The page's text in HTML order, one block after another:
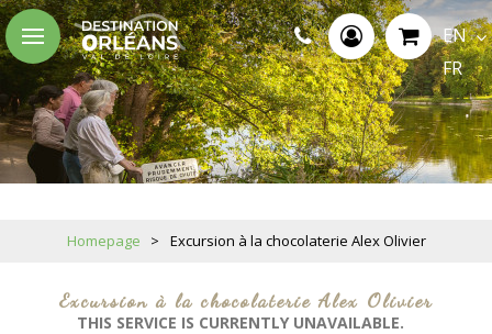
EN
FR
Homepage > Excursion à la chocolaterie Alex Olivier
Excursion à la chocolaterie Alex Olivier
THIS SERVICE IS CURRENTLY UNAVAILABLE.